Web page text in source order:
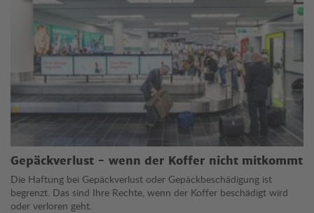
Gepäckverlust - wenn der Koffer nicht mitkommt
Die Haftung bei Gepäckverlust oder Gepäckbeschädigung ist
begrenzt. Das sind Ihre Rechte, wenn der Koffer beschädigt wird
oder verloren geht.